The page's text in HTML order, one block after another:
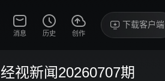
消息 历史 创作
下载客户端
经视新闻20260707期